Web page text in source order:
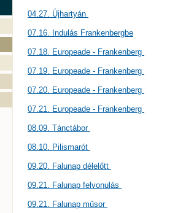
04.27. Újhartyán
07.16. Indulás Frankenbergbe
07.18. Europeade - Frankenberg
07.19. Europeade - Frankenberg
07.20. Europeade - Frankenberg
07.21. Europeade - Frankenberg
08.09. Tánctábor
08.10. Pilismarót
09.20. Falunap délelőtt
09.21. Falunap felvonulás
09.21. Falunap műsor